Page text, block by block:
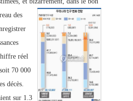
des
réel
70 000
décès.
sur 1.3